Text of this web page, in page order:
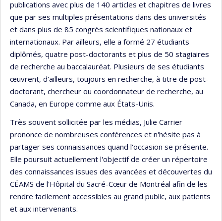
publications avec plus de 140 articles et chapitres de livres
que par ses multiples présentations dans des universités
et dans plus de 85 congrès scientifiques nationaux et
internationaux. Par ailleurs, elle a formé 27 étudiants
diplômés, quatre post-doctorants et plus de 50 stagiaires
de recherche au baccalauréat. Plusieurs de ses étudiants
œuvrent, d'ailleurs, toujours en recherche, à titre de post-
doctorant, chercheur ou coordonnateur de recherche, au
Canada, en Europe comme aux États-Unis.
Très souvent sollicitée par les médias, Julie Carrier
prononce de nombreuses conférences et n'hésite pas à
partager ses connaissances quand l'occasion se présente.
Elle poursuit actuellement l'objectif de créer un répertoire
des connaissances issues des avancées et découvertes du
CÉAMS de l'Hôpital du Sacré-Cœur de Montréal afin de les
rendre facilement accessibles au grand public, aux patients
et aux intervenants.